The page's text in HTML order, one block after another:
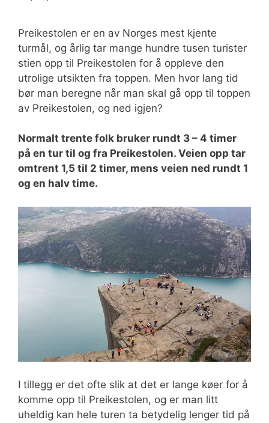
Preikestolen er en av Norges mest kjente
turmål, og årlig tar mange hundre tusen turister
stien opp til Preikestolen for å oppleve den
utrolige utsikten fra toppen. Men hvor lang tid
bør man beregne når man skal gå opp til toppen
av Preikestolen, og ned igjen?
Normalt trente folk bruker rundt 3 – 4 timer
på en tur til og fra Preikestolen. Veien opp tar
omtrent 1,5 til 2 timer, mens veien ned rundt 1
og en halv time.
I tillegg er det ofte slik at det er lange køer for å
komme opp til Preikestolen, og er man litt
uheldig kan hele turen ta betydelig lenger tid på